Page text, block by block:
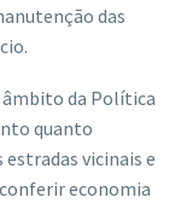
das
âmbito da Política
quanto
vicinais e
economia